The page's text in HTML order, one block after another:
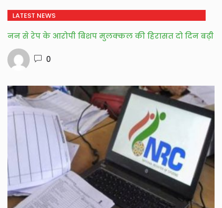
LATEST NEWS
नन से रेप के आरोपी बिशप मुलक्कल की हिरासत दो दिन बढ़ी
0